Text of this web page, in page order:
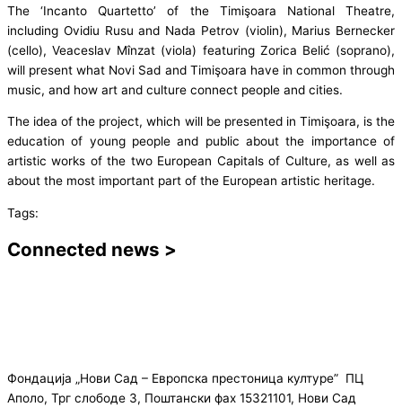
The ‘Incanto Quartetto’ of the Timişoara National Theatre,
including Ovidiu Rusu and Nada Petrov (violin), Marius Bernecker
(cello), Veaceslav Mînzat (viola) featuring Zorica Belić (soprano),
will present what Novi Sad and Timişoara have in common through
music, and how art and culture connect people and cities.
The idea of the project, which will be presented in Timişoara, is the
education of young people and public about the importance of
artistic works of the two European Capitals of Culture, as well as
about the most important part of the European artistic heritage.
Tags:
Connected news >
Фондација „Нови Сад – Европска престоница културе” ПЦ
Аполо, Трг слободе 3, Поштански фах 15321101, Нови Сад